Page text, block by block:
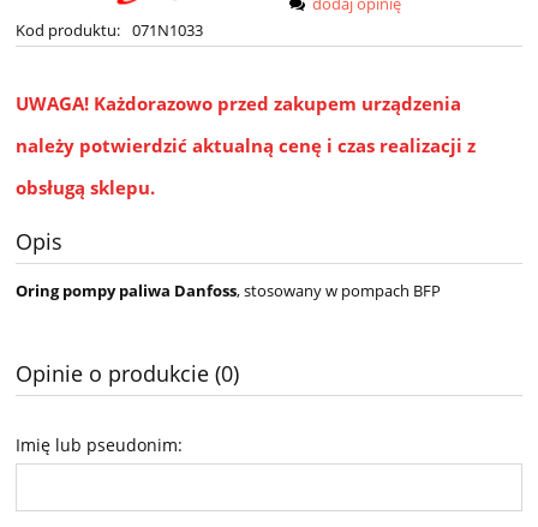
Kod produktu: 071N1033
UWAGA! Każdorazowo przed zakupem urządzenia
należy potwierdzić aktualną cenę i czas realizacji z
obsługą sklepu.
Opis
Oring pompy paliwa Danfoss, stosowany w pompach BFP
Opinie o produkcie (0)
Imię lub pseudonim: